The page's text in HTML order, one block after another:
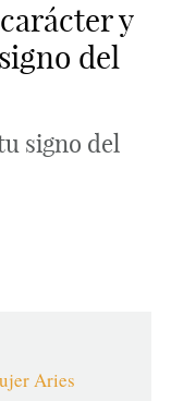
y
del
signo del
Aries